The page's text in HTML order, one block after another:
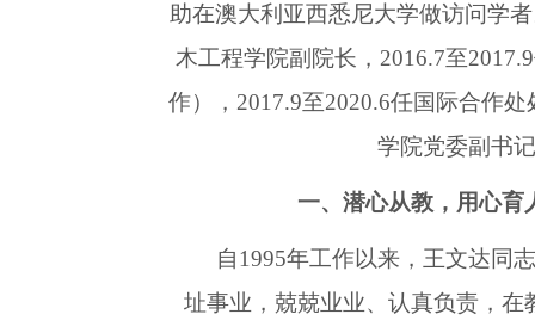
助在澳大利亚西悉尼大学做访问学
木工程学院副院长，2016.7至
作），2017.9至2020.6任国际合作
学院党委副书
一、潜心从教， 用心育
自1995年工作以来，王文达同
址事业，兢兢业业、认真负责，